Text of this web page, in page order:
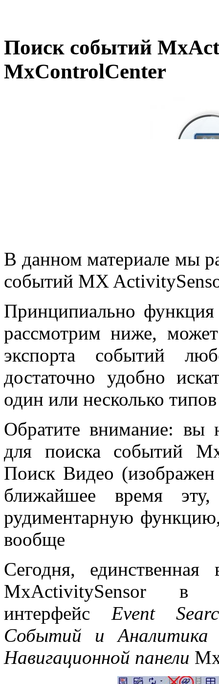
Поиск событий
MxControlCenter
В данном материале мы
событий MX
Принципиально
рассмотрим ниже,
экспорта событий
достаточно удобно
один или несколько
Обратите внимание: вы
для поиска событий
Поиск Видео
ближайшее время
рудиментарную
вообще
Сегодня,
MxActivitySensor в
интерфейс Event
Событий и
Навигационной панели